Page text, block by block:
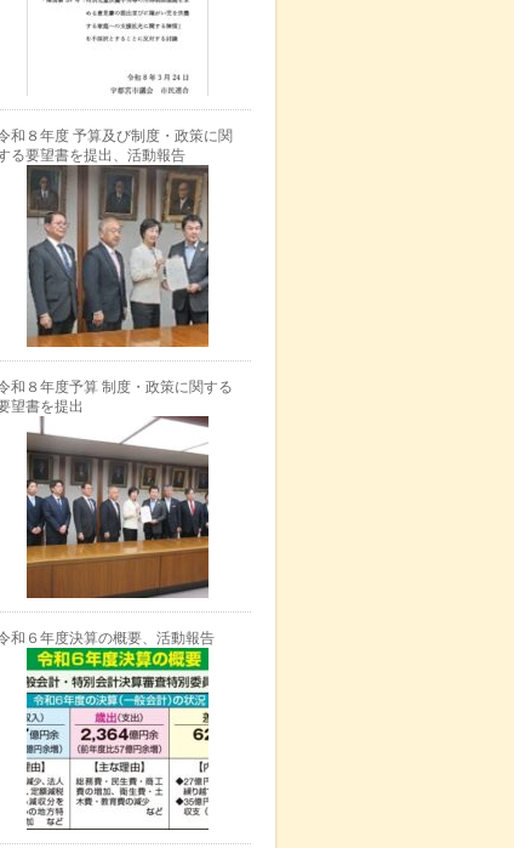
和８年度 予算及び制度・政策に関
る要望書を提出、活動報告
和８年度予算 制度・政策に関する
望書を提出
和６年度決算の概要、活動報告